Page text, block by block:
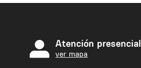
Atención presencial
ver mapa